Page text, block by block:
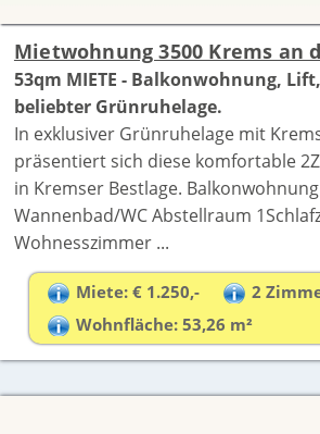
Mietwohnung 3500 Krems an
53qm MIETE - Balkonwohnung,
beliebter Grünruhelage.
In exklusiver Grünruhelage mit
präsentiert sich diese komfortable
in Kremser Bestlage.
Wannenbad/WC Abstellraum
Wohnesszimmer ...
Miete: € 1.250,-
2
Wohnfläche: 53,26 m²